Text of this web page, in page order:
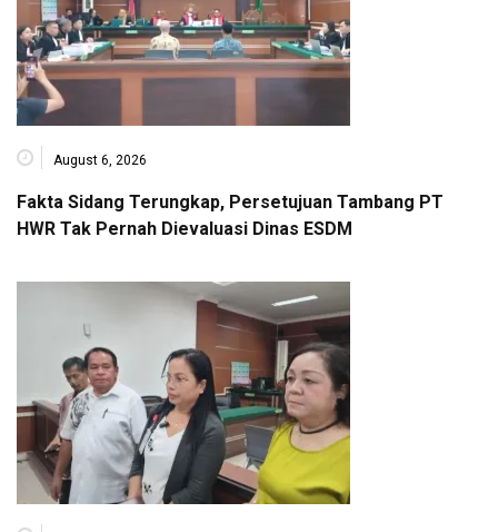
August 6, 2026
Fakta Sidang Terungkap, Persetujuan Tambang PT
HWR Tak Pernah Dievaluasi Dinas ESDM